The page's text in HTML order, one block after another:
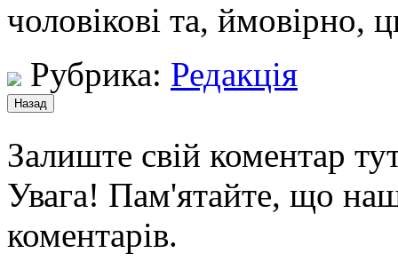
чоловікові та, ймовірно,
Рубрика: Редакція
Залиште свій коментар
Увага! Пам'ятайте, що
коментарів.